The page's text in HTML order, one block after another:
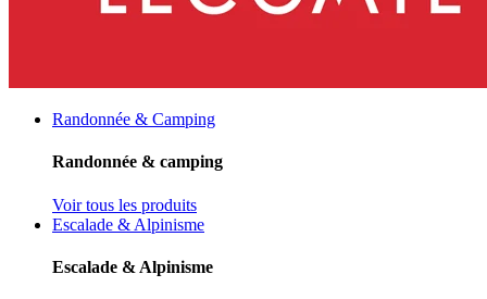
Randonnée & Camping
Randonnée & camping
Voir tous les produits
Escalade & Alpinisme
Escalade & Alpinisme